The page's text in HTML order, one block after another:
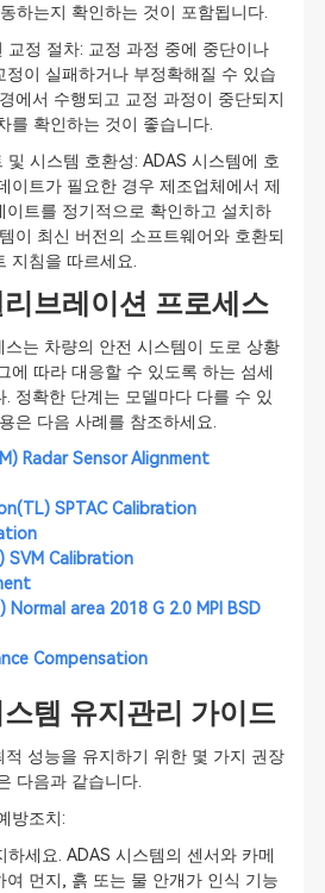
하는지 확인하는 것이 포함됩니다.
교정 절차: 교정 과정 중에 중단이나
정이 실패하거나 부정확해질 수 있습
에서 수행되고 교정 과정이 중단되지
를 확인하는 것이 좋습니다.
및 시스템 호환성: ADAS 시스템에 호
이트가 필요한 경우 제조업체에서 제
이트를 정기적으로 확인하고 설치하
이 최신 버전의 소프트웨어와 호환되
지침을 따르세요.
브레이션 프로세스
스는 차량의 안전 시스템이 도로 상황
에 따라 대응할 수 있도록 하는 섬세
정확한 단계는 모델마다 다를 수 있
은 다음 사례를 참조하세요.
Radar Sensor Alignment
SPTAC Calibration
SVM Calibration
Normal area 2018 G 2.0 MPI BSD
Compensation
템 유지관리 가이드
적 성능을 유지하기 위한 몇 가지 권장
다음과 같습니다.
방조치:
하세요. ADAS 시스템의 센서와 카메
여 먼지, 흙 또는 물 안개가 인식 기능